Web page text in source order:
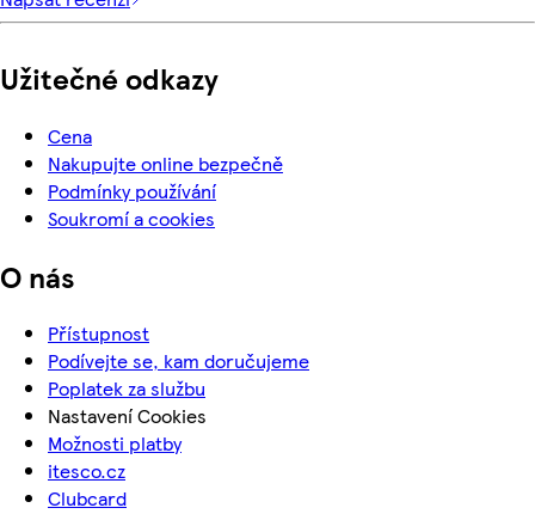
Užitečné odkazy
Cena
Nakupujte online bezpečně
Podmínky používání
Soukromí a cookies
O nás
Přístupnost
Podívejte se, kam doručujeme
Poplatek za službu
Nastavení Cookies
Možnosti platby
itesco.cz
Clubcard